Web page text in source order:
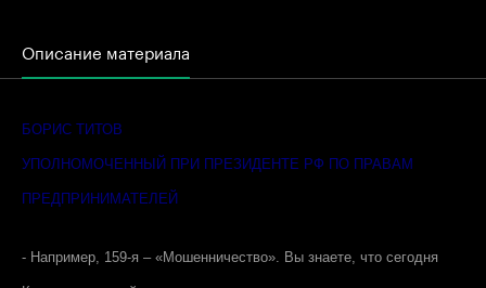
Описание материала
БОРИС ТИТОВ
УПОЛНОМОЧЕННЫЙ ПРИ ПРЕЗИДЕНТЕ РФ ПО ПРАВАМ
ПРЕДПРИНИМАТЕЛЕЙ
- Например, 159-я – «Мошенничество». Вы знаете, что сегодня